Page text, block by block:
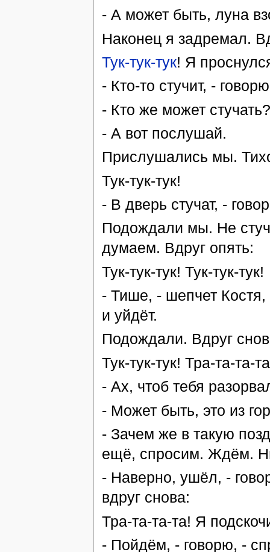
- А может быть, луна
Наконец я задремал.
Тук-тук-тук! Я
- Кто-то стучит, -
- Кто же может стучать?
- А вот послушай.
Прислушались мы.
Тук-тук-тук!
- В дверь стучат, -
Подождали мы. Не
думаем. Вдруг опять:
Тук-тук-тук! Тук-тук-тук!
- Тише, - шепчет Костя,
и уйдёт.
Подождали. Вдруг
Тук-тук-тук! Тра-та-та-
- Ах, чтоб тебя
- Может быть, это из
- Зачем же в такую
ещё, спросим. Ждём.
- Наверно, ушёл, -
вдруг снова:
Тра-та-та-та! Я
- Пойдём, - говорю, -